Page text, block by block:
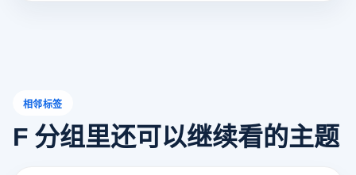
相邻标签
F 分组里还可以继续看的主题